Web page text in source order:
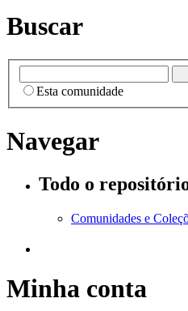
Buscar
Esta comunidade
Navegar
Todo o
Comunidades e
Minha conta